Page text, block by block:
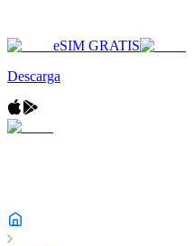
eSIM GRATIS
Descarga